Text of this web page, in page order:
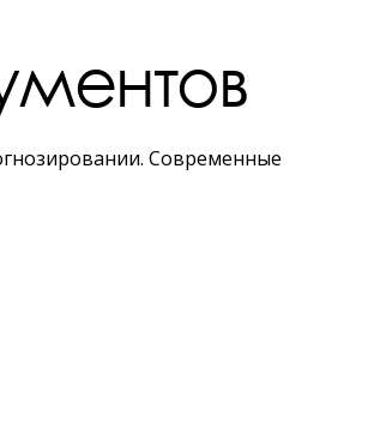
Современные